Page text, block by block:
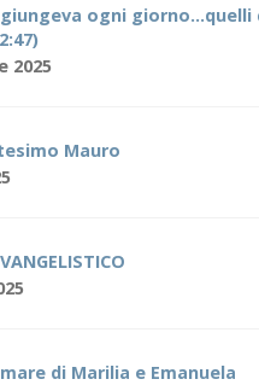
ogni giorno…quelli
2025
Mauro
di Marilia e Emanuela